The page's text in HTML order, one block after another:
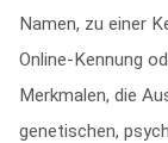
Namen, zu einer
Online-Kennung
Merkmalen, die
genetischen,